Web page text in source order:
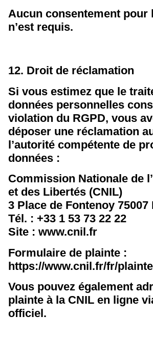
Aucun consentement pour
n’est requis.
12. Droit de réclamation
Si vous estimez que le
données personnelles
violation du RGPD, vous
déposer une réclamation
l’autorité compétente de
données :
Commission Nationale de
et des Libertés (CNIL)
3 Place de Fontenoy
Tél. : +33 1 53 73 22 22
Site : www.cnil.fr
Formulaire de plainte :
https://www.cnil.fr/fr/
Vous pouvez également
plainte à la CNIL en ligne
officiel.